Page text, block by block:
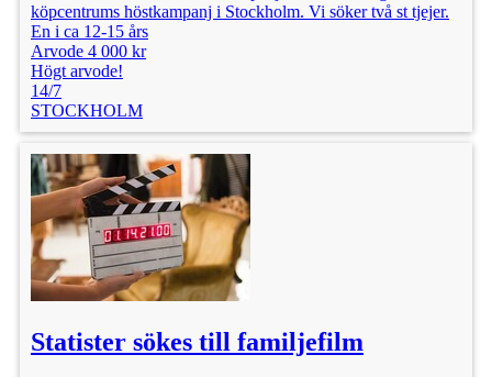
köpcentrums höstkampanj i Stockholm. Vi söker två st tjejer.
En i ca 12-15 års
Arvode 4 000 kr
Högt arvode!
14/7
STOCKHOLM
Statister sökes till familjefilm